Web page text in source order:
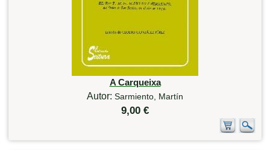
A Carqueixa
Autor: Sarmiento, Martín
9,00 €